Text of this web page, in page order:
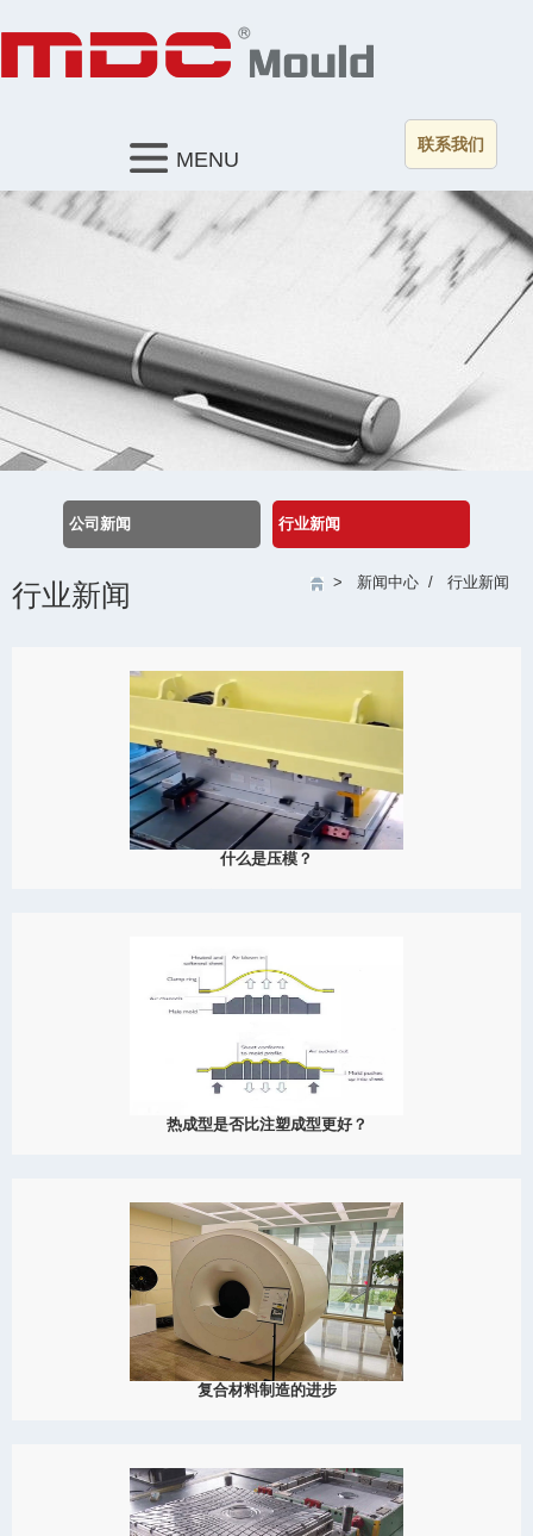
联系我们
MENU
公司新闻 行业新闻
行业新闻 > 新闻中心 / 行业新闻
什么是压模？
热成型是否比注塑成型更好？
View Detail
复合材料制造的进步